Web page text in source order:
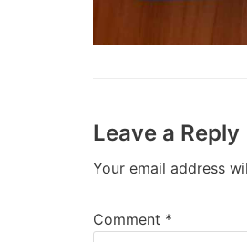
Leave a Reply
Your email address
Comment *